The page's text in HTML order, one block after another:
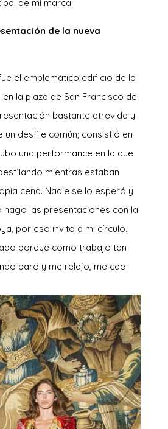
de mi marca.
de la nueva
el emblemático edificio de la
la plaza de San Francisco de
bastante atrevida y
un desfile común; consistió en
una performance en la que
mientras estaban
cena. Nadie se lo esperó y
hago las presentaciones con la
por eso invito a mi círculo.
porque como trabajo tan
paro y me relajo, me cae